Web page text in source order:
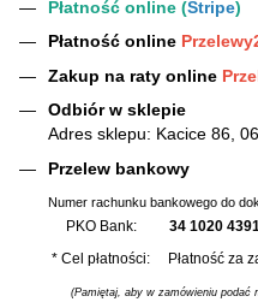
Płatność online (Stripe)
Płatność online
Zakup na raty online
Odbiór w sklepie
Adres sklepu: Kacice 86,
Przelew bankowy
Numer rachunku bankowego do
PKO Bank: 34 1020
* Cel płatności: Płatność za
(Pamiętaj, aby w zamówieniu podać